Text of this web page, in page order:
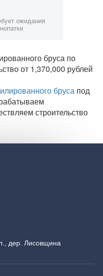
ожидания
бруса по
от 1,370,000 рублей
бруса под
строительство
дер. Лисовщина